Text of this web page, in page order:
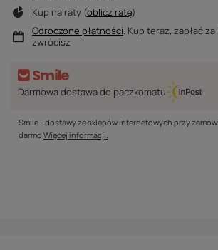
Kup na raty (oblicz ratę)
Odroczone płatności. Kup teraz, zapłać
zwrócisz
Darmowa dostawa do paczkomatu
Smile - dostawy ze sklepów internetowych przy
darmo Więcej informacji.